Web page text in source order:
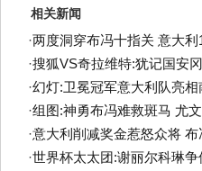
相关新闻
·两度洞穿布冯十指关 意大
·搜狐VS奇拉维特:犹记国安
·幻灯:卫冕冠军意大利队亮
·组图:神勇布冯难救斑马 尤
·意大利削减奖金惹怒众将
·世界杯太太团:谢丽尔科琳